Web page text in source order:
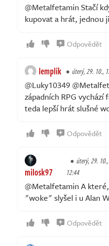
@Metalfetamin Stačí
kupovat a hrát, jednou
Odpovědět
lemplik úterý, 29. 10.,
@Luky10349
západních RPG
teda lepší hrát slušné
Odpovědět
milosk97
úterý, 29. 10.,
12:44
@Metalfetamin A
"woke" slyšel i u Alan
Odpovědět